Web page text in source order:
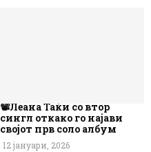
📽️Леана Таќи со втор
сингл откако го најави
својот прв соло албум
12 јануари, 2026